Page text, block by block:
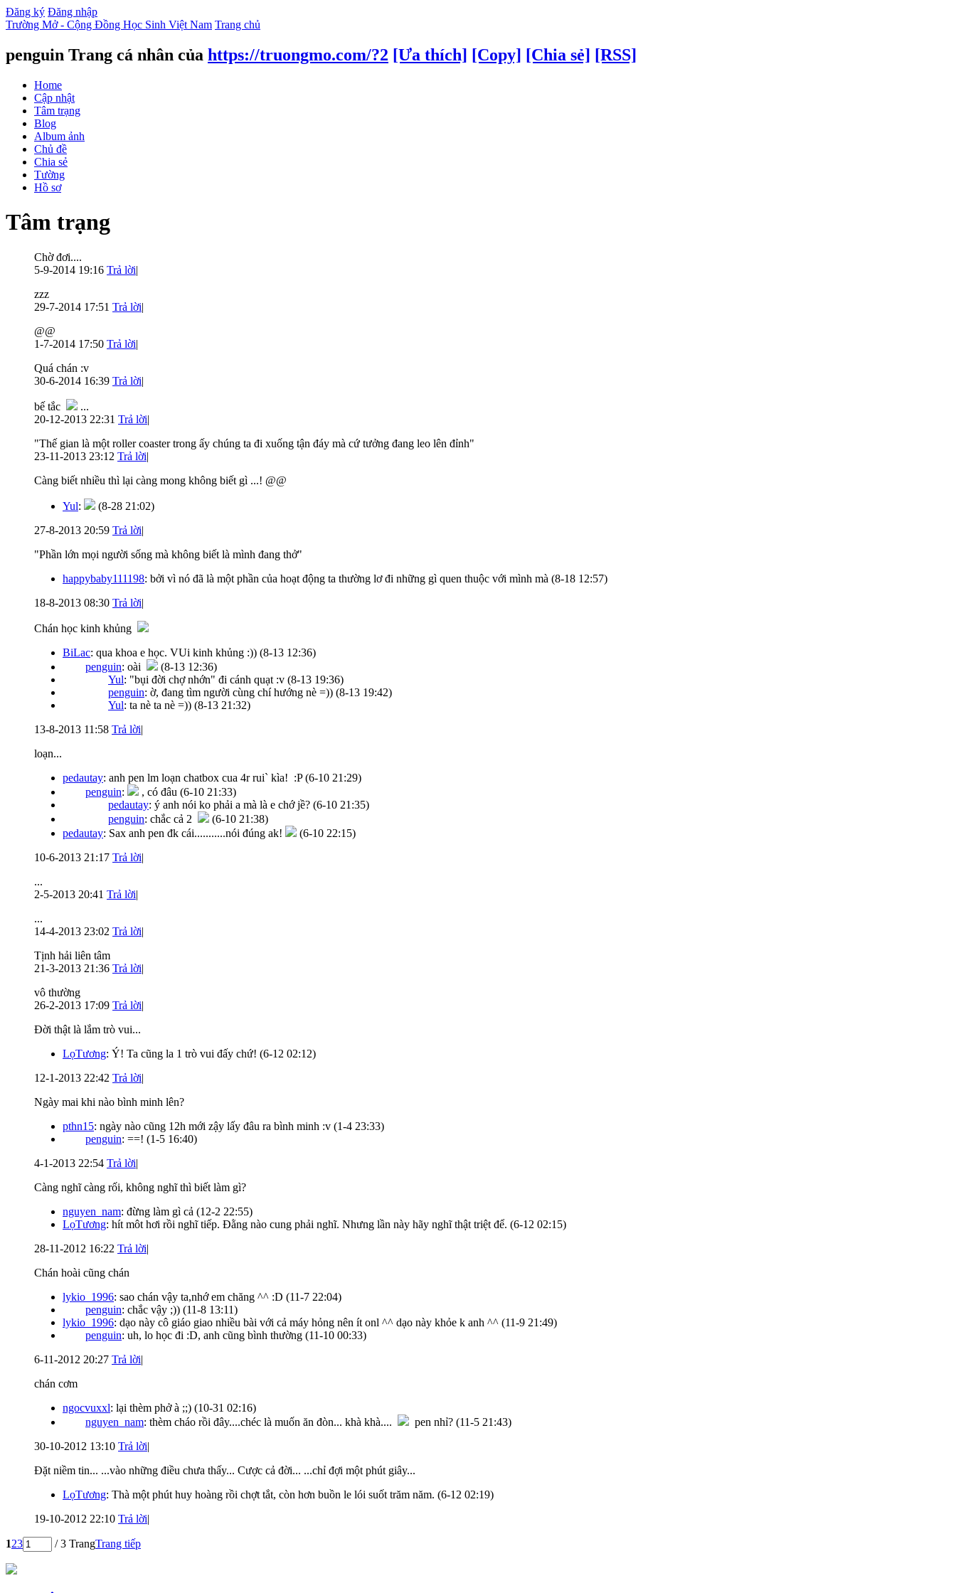
Đăng ký Đăng nhập
Trường Mở - Cộng Đồng Học Sinh Việt Nam Trang chủ
penguin Trang cá nhân của https://truongmo.com/?2 [Ưa thích] [Copy] [Chia sẻ] [RSS]
Home
Cập nhật
Tâm trạng
Blog
Album ảnh
Chủ đề
Chia sẻ
Tường
Hồ sơ
Tâm trạng
Chờ đơi....
5-9-2014 19:16 Trả lời|
zzz
29-7-2014 17:51 Trả lời|
@@
1-7-2014 17:50 Trả lời|
Quá chán :v
30-6-2014 16:39 Trả lời|
bế tắc
...
20-12-2013 22:31 Trả lời|
"Thế gian là một roller coaster trong ấy chúng ta đi xuống tận đáy mà cứ tưởng đang leo lên đỉnh"
23-11-2013 23:12 Trả lời|
Càng biết nhiều thì lại càng mong không biết gì ...! @@
Yul:
(8-28 21:02)
27-8-2013 20:59 Trả lời|
"Phần lớn mọi người sống mà không biết là mình đang thở"
happybaby111198: bởi vì nó đã là một phần của hoạt động ta thường lơ đi những gì quen thuộc với mình mà (8-18 12:57)
18-8-2013 08:30 Trả lời|
Chán học kinh khủng
BiLac: qua khoa e học. VUi kinh khủng :)) (8-13 12:36)
penguin: oài
(8-13 12:36)
Yul: "bụi đời chợ nhớn" đi cánh quạt :v (8-13 19:36)
penguin: ờ, đang tìm người cùng chí hướng nè =)) (8-13 19:42)
Yul: ta nè ta nè =)) (8-13 21:32)
13-8-2013 11:58 Trả lời|
loạn...
pedautay: anh pen lm loạn chatbox cua 4r rui` kìa! :P(6-10 21:29)
penguin: , có đâu (6-10 21:33)
pedautay: ý anh nói ko phải a mà là e chớ jề? (6-10 21:35)
penguin: chắc cả 2
(6-10 21:38)
pedautay: Sax anh pen đk cái...........nói đúng ak!
(6-10 22:15)
10-6-2013 21:17 Trả lời|
...
2-5-2013 20:41 Trả lời|
...
14-4-2013 23:02 Trả lời|
Tịnh hải liên tâm
21-3-2013 21:36 Trả lời|
vô thường
26-2-2013 17:09 Trả lời|
Đời thật là lắm trò vui...
LọTương: Ý! Ta cũng la 1 trò vui đấy chứ! (6-12 02:12)
12-1-2013 22:42 Trả lời|
Ngày mai khi nào bình minh lên?
pthn15: ngày nào cũng 12h mới zậy lấy đâu ra bình minh :v (1-4 23:33)
penguin: ==! (1-5 16:40)
4-1-2013 22:54 Trả lời|
Càng nghĩ càng rối, không nghĩ thì biết làm gì?
nguyen_nam: đừng làm gì cả (12-2 22:55)
LọTương: hít môt hơi rồi nghĩ tiếp. Đằng nào cung phải nghĩ. Nhưng lần này hãy nghĩ thật triệt để. (6-12 02:15)
28-11-2012 16:22 Trả lời|
Chán hoài cũng chán
lykio_1996: sao chán vậy ta,nhớ em chăng ^^ :D (11-7 22:04)
penguin: chắc vậy ;)) (11-8 13:11)
lykio_1996: dạo này cô giáo giao nhiều bài với cả máy hỏng nên ít onl ^^ dạo này khỏe k anh ^^ (11-9 21:49)
penguin: uh, lo học đi :D, anh cũng bình thường (11-10 00:33)
6-11-2012 20:27 Trả lời|
chán cơm
ngocvuxxl: lại thèm phở à ;;) (10-31 02:16)
nguyen_nam: thèm cháo rồi đây....chéc là muốn ăn đòn... khà khà.... pen nhỉ? (11-5 21:43)
30-10-2012 13:10 Trả lời|
Đặt niềm tin... ...vào những điều chưa thấy... Cược cả đời... ...chỉ đợi một phút giây...
LọTương: Thà một phút huy hoàng rồi chợt tắt, còn hơn buồn le lói suốt trăm năm. (6-12 02:19)
19-10-2012 22:10 Trả lời|
123 / 3 TrangTrang tiếp